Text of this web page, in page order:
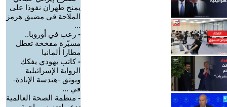
يمنح طهران نفوذا على
الملاحة في مضيق هرمز
...
- رعب في أوروبا..
مسيّرة مفخخة تعطل
مطارا ألمانيا
-كاتب يهودي يفكك
الرواية الإسرائيلية
ويوثق -هندسة الإبادة-
في ...
- منظمة الصحة العالمية